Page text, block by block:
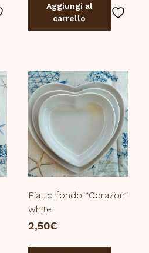
Aggiungi al
carrello
Piatto fondo “Corazon”
white
2,50€